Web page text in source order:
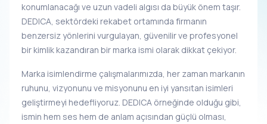
konumlanacağı ve uzun vadeli algısı da büyük önem taşır.
DEDICA, sektördeki rekabet ortamında firmanın
benzersiz yönlerini vurgulayan, güvenilir ve profesyonel
bir kimlik kazandıran bir marka ismi olarak dikkat çekiyor.
Marka isimlendirme çalışmalarımızda, her zaman markanın
ruhunu, vizyonunu ve misyonunu en iyi yansıtan isimleri
geliştirmeyi hedefliyoruz. DEDICA örneğinde olduğu gibi,
ismin hem ses hem de anlam açısından güçlü olması,